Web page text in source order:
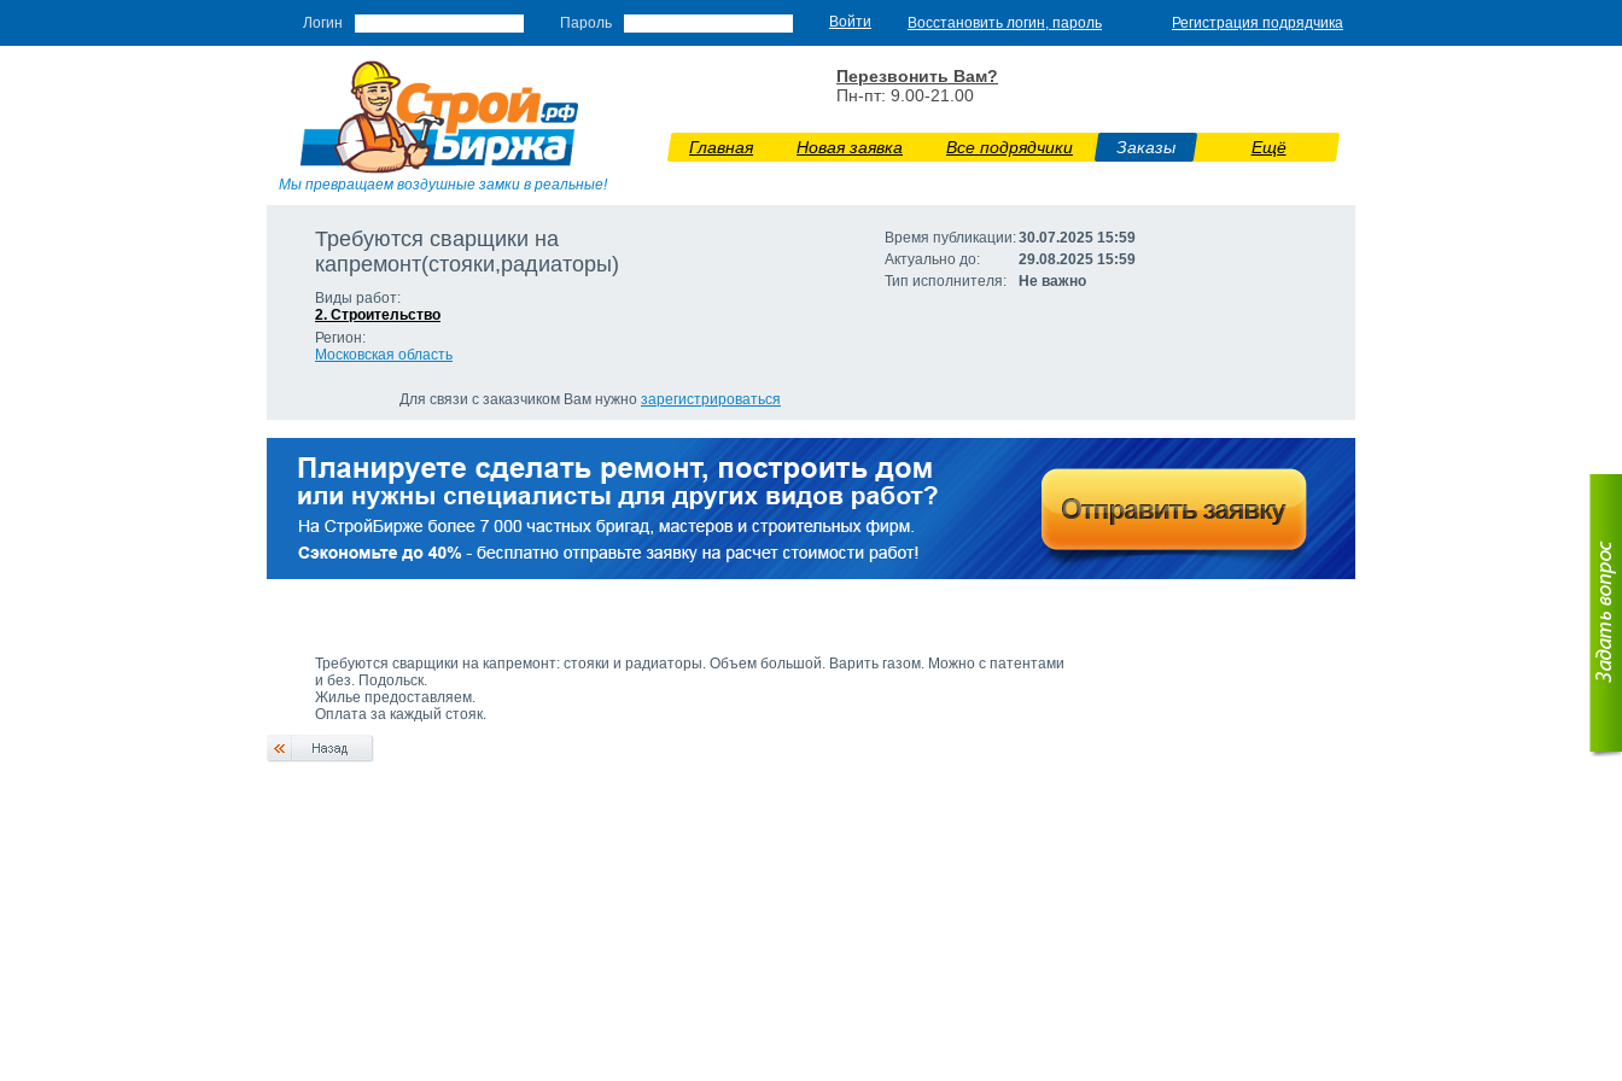
Логин Пароль Восстановить логин, пароль Регистрация подрядчика
Мы превращаем воздушные замки в реальные!
Перезвонить Вам?
Пн-пт: 9.00-21.00
Главная Новая заявка Все подрядчики Заказы Ещё
Требуются сварщики на
капремонт(стояки,радиаторы)
Виды работ:
2. Строительство
Регион:
Московская область
Время публикации:30.07.2025 15:59
Актуально до:
29.08.2025 15:59
Тип исполнителя:
Не важно
Для связи с заказчиком Вам нужно зарегистрироваться
Требуются сварщики на капремонт: стояки и радиаторы. Объем большой. Варить газом. Можно с патентами
и без. Подольск.
Жилье предоставляем.
Оплата за каждый стояк.